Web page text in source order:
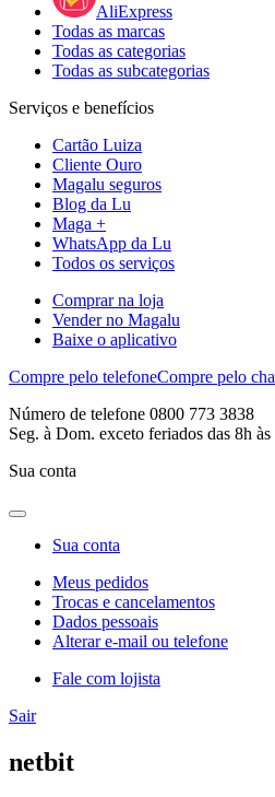
AliExpress
Todas as marcas
Todas as categorias
Todas as subcategorias
Serviços e benefícios
Cartão Luiza
Cliente Ouro
Magalu seguros
Blog da Lu
Maga +
WhatsApp da Lu
Todos os serviços
Comprar na loja
Vender no Magalu
Baixe o aplicativo
Compre pelo telefoneCompre pelo
Número de telefone 0800 773 3838
Seg. à Dom. exceto feriados das 8h às
Sua conta
Sua conta
Meus pedidos
Trocas e cancelamentos
Dados pessoais
Alterar e-mail ou telefone
Fale com lojista
Sair
netbit